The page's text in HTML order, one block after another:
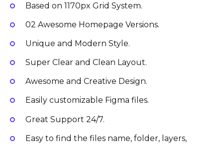
Based on 1170px Grid System.
02 Awesome Homepage Versions.
Unique and Modern Style.
Super Clear and Clean Layout.
Awesome and Creative Design.
Easily customizable Figma files.
Great Support 24/7.
Easy to find the files name, folder, layers,